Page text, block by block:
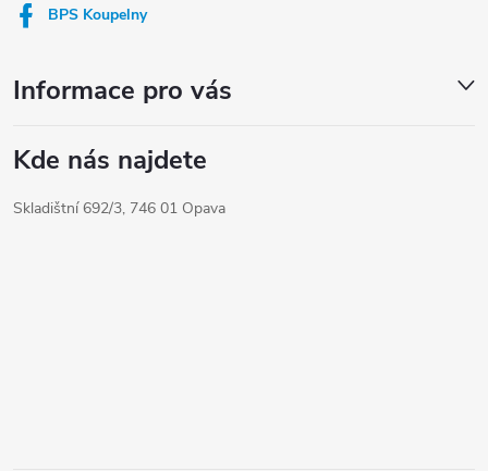
r
k
v
BPS Koupelny
Informace pro vás
Kde nás najdete
Skladištní 692/3, 746 01 Opava